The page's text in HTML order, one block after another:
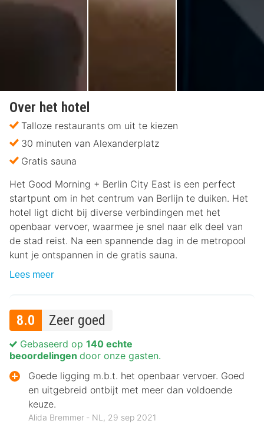
Over het hotel
Talloze restaurants om uit te kiezen
30 minuten van Alexanderplatz
Gratis sauna
Het Good Morning + Berlin City East is een perfect
startpunt om in het centrum van Berlijn te duiken. Het
hotel ligt dicht bij diverse verbindingen met het
openbaar vervoer, waarmee je snel naar elk deel van
de stad reist. Na een spannende dag in de metropool
kunt je ontspannen in de gratis sauna.
Lees meer
8.0 Zeer goed
Gebaseerd op 140 echte
beoordelingen door onze gasten.
Goede ligging m.b.t. het openbaar vervoer. Goed
en uitgebreid ontbijt met meer dan voldoende
keuze.
Alida Bremmer ‐ NL, 29 sep 2021